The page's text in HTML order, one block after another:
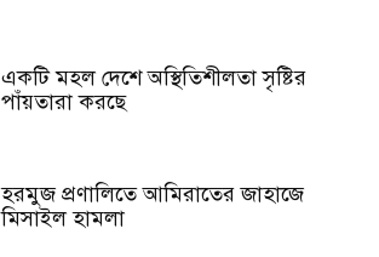
একটি মহল দেশে অস্থিতিশীলতা সৃষ্টির
পাঁয়তারা করছে
হরমুজ প্রণালিতে আমিরাতের জাহাজে
মিসাইল হামলা